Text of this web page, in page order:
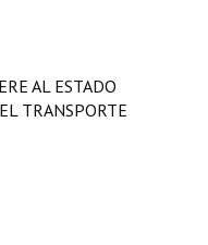
AL ESTADO
TRANSPORTE